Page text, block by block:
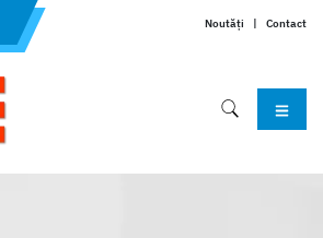
Noutăți | Contact